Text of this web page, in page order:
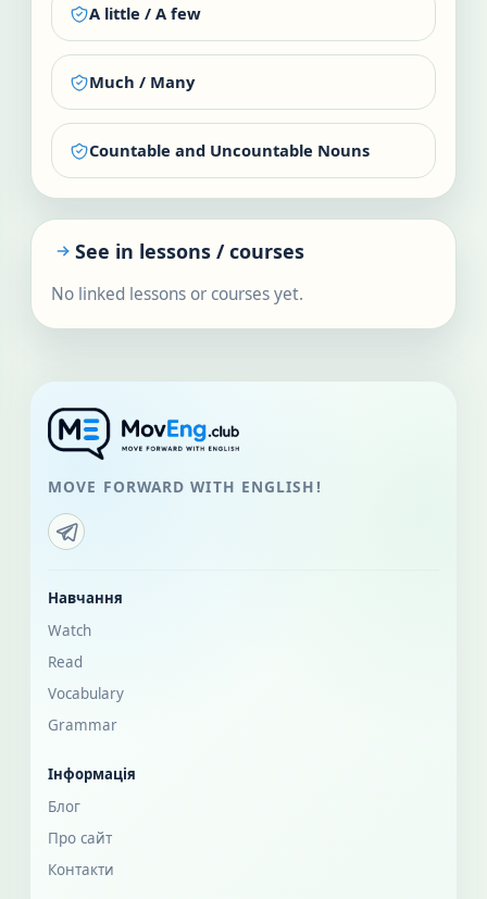
A little / A few
Much / Many
Countable and Uncountable Nouns
See in lessons / courses
No linked lessons or courses yet.
MOVE FORWARD WITH ENGLISH!
Навчання
Watch
Read
Vocabulary
Grammar
Інформація
Блог
Про сайт
Контакти